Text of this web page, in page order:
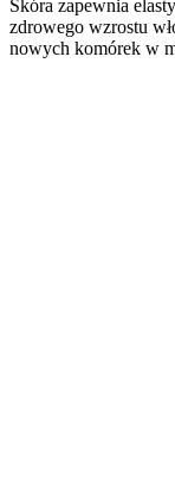
Skóra zapewnia
zdrowego wzrostu
nowych komórek w